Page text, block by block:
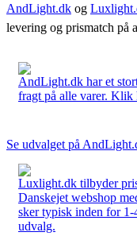
AndLight.dk og
levering og prismatch på
AndLight.dk har et
fragt på alle varer. Klik
Se udvalget på
Luxlight.dk tilbyder
Danskejet webshop
sker typisk inden for
udvalg.